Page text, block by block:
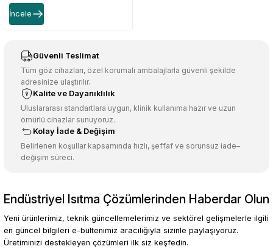
İncele
Güvenli Teslimat
Tüm göz cihazları, özel korumalı ambalajlarla güvenli şekilde
adresinize ulaştırılır.
Kalite ve Dayanıklılık
Uluslararası standartlara uygun, klinik kullanıma hazır ve uzun
ömürlü cihazlar sunuyoruz.
Kolay İade & Değişim
Belirlenen koşullar kapsamında hızlı, şeffaf ve sorunsuz iade–
değişim süreci.
Endüstriyel Isıtma Çözümlerinden Haberdar Olun
Yeni ürünlerimiz, teknik güncellemelerimiz ve sektörel gelişmelerle ilgili
en güncel bilgileri e-bültenimiz aracılığıyla sizinle paylaşıyoruz.
Üretiminizi destekleyen çözümleri ilk siz keşfedin.